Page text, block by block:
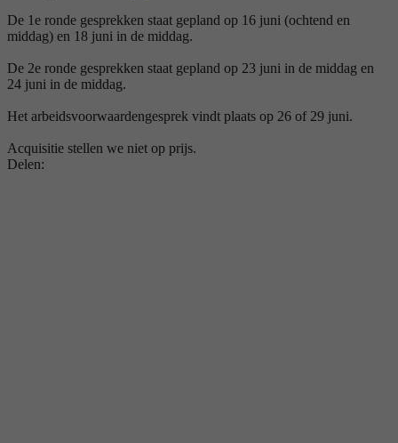
De 1e ronde gesprekken staat gepland op 16 juni (ochtend en
middag) en 18 juni in de middag.
De 2e ronde gesprekken staat gepland op 23 juni in de middag en
24 juni in de middag.
Het arbeidsvoorwaardengesprek vindt plaats op 26 of 29 juni.
Acquisitie stellen we niet op prijs.
Delen: